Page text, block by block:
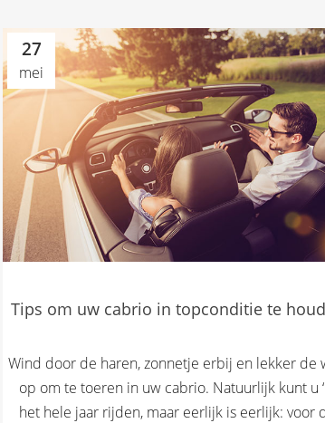
27
mei
Tips om uw cabrio in topconditie te
Wind door de haren, zonnetje erbij en lekker de
op om te toeren in uw cabrio. Natuurlijk kunt u
het hele jaar rijden, maar eerlijk is eerlijk: voor